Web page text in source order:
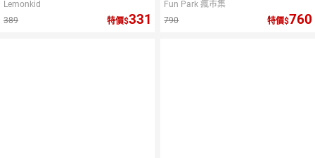
Lemonkid
389
特價 331
Fun Park 瘋市集
790
特價 760